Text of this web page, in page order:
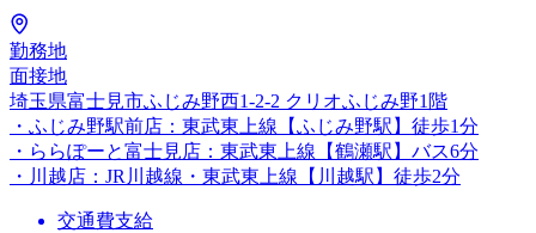
勤務地
面接地
埼玉県富士見市ふじみ野西1-2-2 クリオふじみ野1階
・ふじみ野駅前店：東武東上線【ふじみ野駅】徒歩1分
・ららぽーと富士見店：東武東上線【鶴瀬駅】バス6分
・川越店：JR川越線・東武東上線【川越駅】徒歩2分
交通費支給